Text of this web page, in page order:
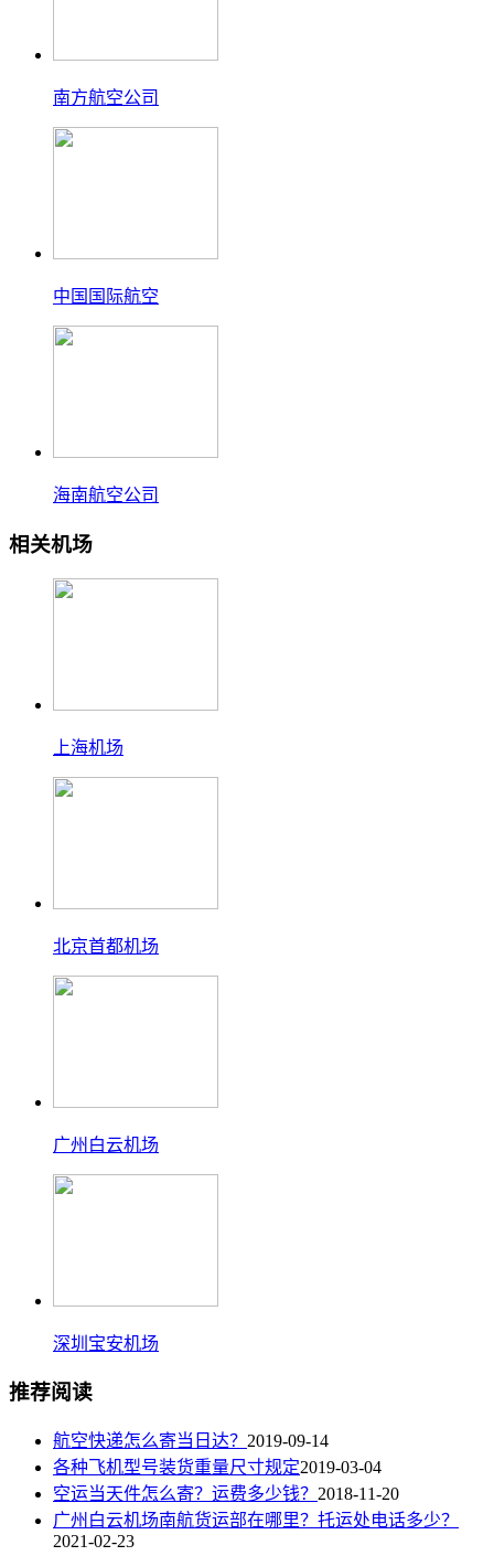
南方航空公司
中国国际航空
海南航空公司
相关机场
上海机场
北京首都机场
广州白云机场
深圳宝安机场
推荐阅读
航空快递怎么寄当日达？ 2019-09-14
各种飞机型号装货重量尺寸规定2019-03-04
空运当天件怎么寄？运费多少钱？ 2018-11-20
广州白云机场南航货运部在哪里？托运处电话多少？
2021-02-23